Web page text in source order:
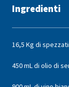
Ingredienti
16,5 Kg di
450 mL di olio di